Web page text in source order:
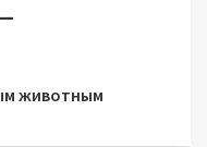
животным